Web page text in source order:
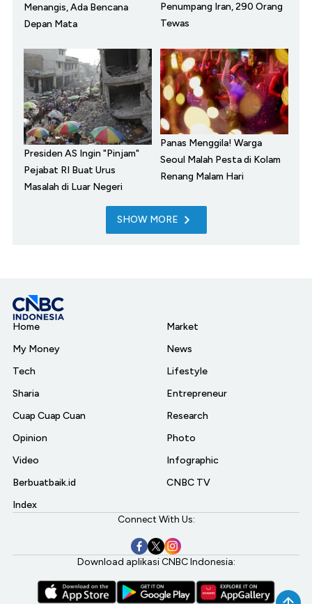
Menangis, Ada Bencana
Depan Mata
Penumpang Iran, 290 Orang
Tewas
Presiden AS Ingin "Pinjam"
Pejabat RI Buat Urus
Masalah di Luar Negeri
Panas Menggila! Warga
Seoul Malah Pesta di Kolam
Renang Malam Hari
SHOW MORE
Home
My Money
Tech
Sharia
Cuap Cuap Cuan
Opinion
Video
Berbuatbaik.id
Index
Market
News
Lifestyle
Entrepreneur
Research
Photo
Infographic
CNBC TV
Connect With Us:
Download aplikasi CNBC Indonesia: